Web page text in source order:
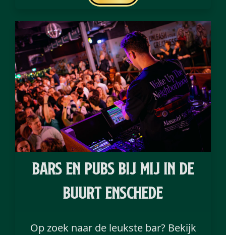
bars en pubs bij mij in de
buurt Enschede
Op zoek naar de leukste bar? Bekijk